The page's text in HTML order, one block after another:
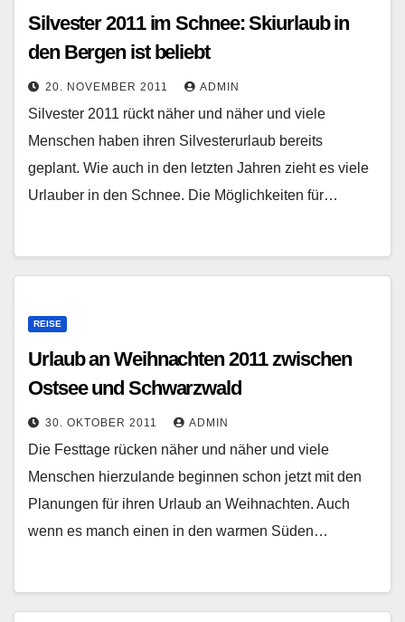
Silvester 2011 im Schnee: Skiurlaub in
den Bergen ist beliebt
20. NOVEMBER 2011 ADMIN
Silvester 2011 rückt näher und näher und viele
Menschen haben ihren Silvesterurlaub bereits
geplant. Wie auch in den letzten Jahren zieht es viele
Urlauber in den Schnee. Die Möglichkeiten für…
REISE
Urlaub an Weihnachten 2011 zwischen
Ostsee und Schwarzwald
30. OKTOBER 2011 ADMIN
Die Festtage rücken näher und näher und viele
Menschen hierzulande beginnen schon jetzt mit den
Planungen für ihren Urlaub an Weihnachten. Auch
wenn es manch einen in den warmen Süden…